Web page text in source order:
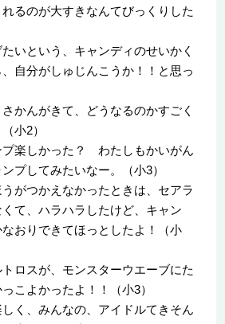
るのが大すきなんてびっくりした
いという、キャンディのせいかく
自分がしゅじんこうか！！と思っ
かんがきて、どうなるのかすごく
小2）
楽しかった？ わたしもかいがん
プしてみたいなー。（小3）
がつかえなかったときは、セアラ
て、ハラハラしたけど、キャン
おりできてほっとしたよ！（小
ロスが、モンスターウエーブにた
こよかったよ！！（小3）
く、みんなの、アイドルてきそん